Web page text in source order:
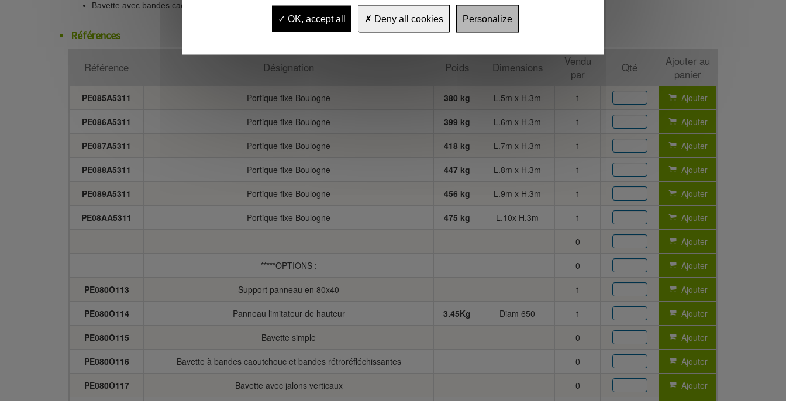
Bavette avec bandes caoutchouc (le ml)
Références
Référence Désignation Poids Dimensions
Vendu
par
Qté
Ajouter au
panier
PE085A5311 Portique fixe Boulogne 380 kg L.5m x H.3m 1 Ajouter
PE086A5311 Portique fixe Boulogne 399 kg L.6m x H.3m 1 Ajouter
PE087A5311 Portique fixe Boulogne 418 kg L.7m x H.3m 1 Ajouter
PE088A5311 Portique fixe Boulogne 447 kg L.8m x H.3m 1 Ajouter
PE089A5311 Portique fixe Boulogne 456 kg L.9m x H.3m 1 Ajouter
PE08AA5311 Portique fixe Boulogne 475 kg L.10x H.3m 1 Ajouter
0 Ajouter
*****OPTIONS : 0 Ajouter
PE080O113 Support panneau en 80x40 1 Ajouter
PE080O114 Panneau limitateur de hauteur 3.45Kg Diam 650 1 Ajouter
PE080O115 Bavette simple 0 Ajouter
PE080O116 Bavette à bandes caoutchouc et bandes rétroréfléchissantes 0 Ajouter
PE080O117 Bavette avec jalons verticaux 0 Ajouter
OK, accept all Deny all cookies Personalize